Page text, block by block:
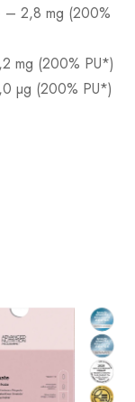
– 2,8 mg (200%
mg (200% PU*)
µg (200% PU*)